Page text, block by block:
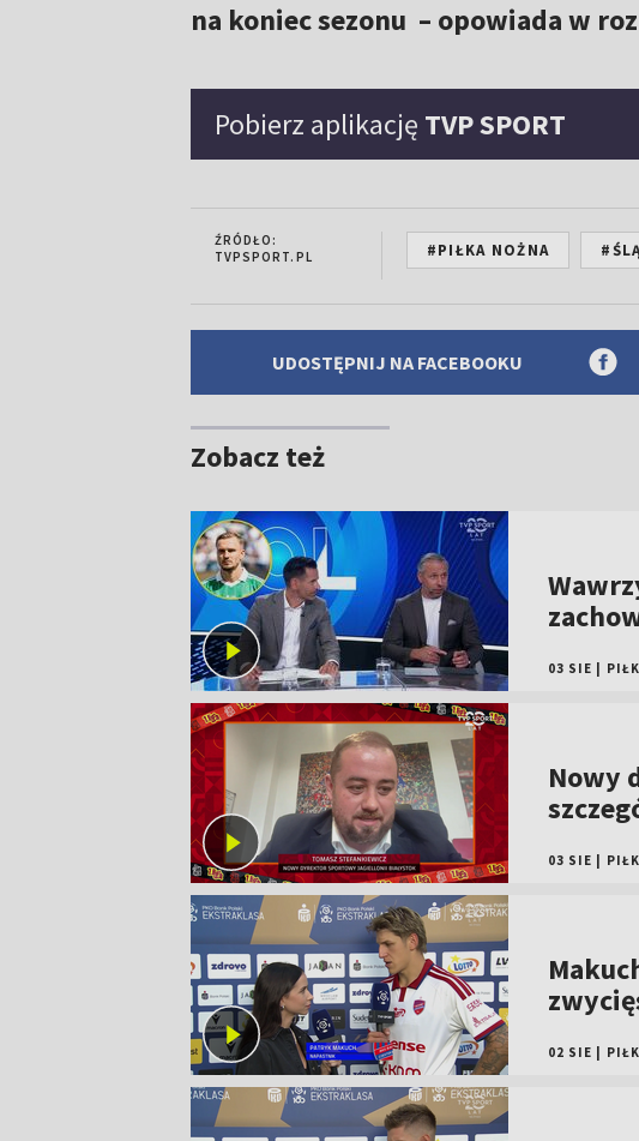
na koniec sezonu – opowiada w
Pobierz aplikację TVP SPORT
ŹRÓDŁO:
TVPSPORT.PL
#PIŁKA NOŻNA
UDOSTĘPNIJ NA FACEBOOKU
Zobacz też
03 SIE
Nowy
03 SIE
02 SIE